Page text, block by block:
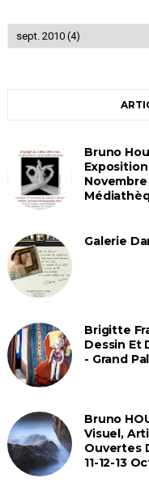
Bruno
Galerie
Brigitte
Dessin Et
- Grand
Bruno
Visuel,
Ouvertes
11-12-13